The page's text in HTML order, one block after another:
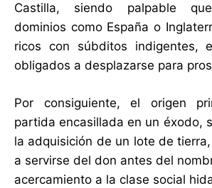
Castilla, siendo palpable
dominios como España o
ricos con súbditos indigentes,
obligados a desplazarse para
Por consiguiente, el origen
partida encasillada en un éxodo,
la adquisición de un lote de
a servirse del don antes del
acercamiento a la clase social